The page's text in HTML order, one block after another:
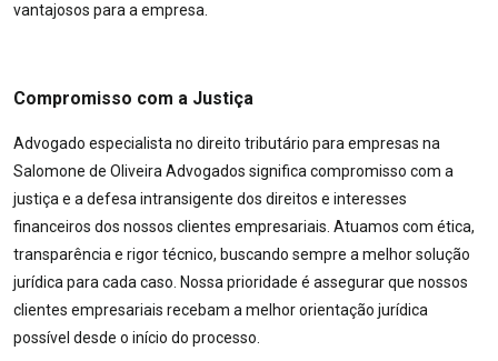
vantajosos para a empresa.
Compromisso com a Justiça
Advogado especialista no direito tributário para empresas na
Salomone de Oliveira Advogados significa compromisso com a
justiça e a defesa intransigente dos direitos e interesses
financeiros dos nossos clientes empresariais. Atuamos com ética,
transparência e rigor técnico, buscando sempre a melhor solução
jurídica para cada caso. Nossa prioridade é assegurar que nossos
clientes empresariais recebam a melhor orientação jurídica
possível desde o início do processo.